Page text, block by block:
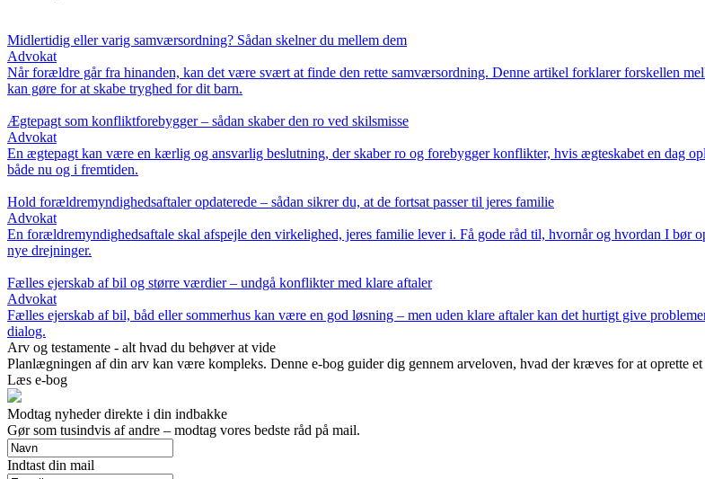
Midlertidig eller varig samværsordning? Sådan skelner du mellem dem
Advokat
Når forældre går fra hinanden, kan det være svært at finde den rette samværsordning. Denne artikel forklarer forskellen
kan gøre for at skabe tryghed for dit barn.
Ægtepagt som konfliktforebygger – sådan skaber den ro ved skilsmisse
Advokat
En ægtepagt kan være en kærlig og ansvarlig beslutning, der skaber ro og forebygger konflikter, hvis ægteskabet en dag
både nu og i fremtiden.
Hold forældremyndighedsaftaler opdaterede – sådan sikrer du, at de fortsat passer til jeres familie
Advokat
En forældremyndighedsaftale skal afspejle den virkelighed, jeres familie lever i. Få gode råd til, hvornår og hvordan I bør
nye drejninger.
Fælles ejerskab af bil og større værdier – undgå konflikter med klare aftaler
Advokat
Fælles ejerskab af bil, båd eller sommerhus kan være en god løsning – men uden klare aftaler kan det hurtigt give
dialog.
Arv og testamente - alt hvad du behøver at vide
Planlægningen af din arv kan være kompleks. Denne e-bog guider dig gennem arveloven, hvad der kræves for at oprette
Læs e-bog
Modtag nyheder direkte i din indbakke
Gør som tusindvis af andre – modtag vores bedste råd på mail.
Indtast din mail